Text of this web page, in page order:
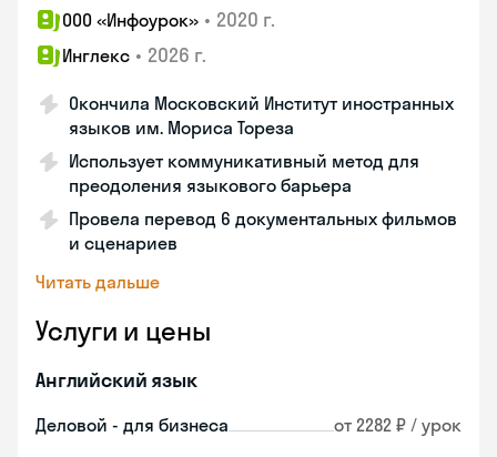
ООО «Инфоурок» • 2020 г.
Инглекс • 2026 г.
Окончила Московский Институт иностранных
языков им. Мориса Тореза
Использует коммуникативный метод для
преодоления языкового барьера
Провела перевод 6 документальных фильмов
и сценариев
Читать дальше
Услуги и цены
Английский язык
Деловой - для бизнеса от 2282 ₽ / урок